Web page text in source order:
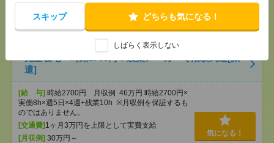
スキップ どちらも気になる！
しばらく表示しない
[勤務地]半蔵門駅から徒歩2分
永田町駅から徒歩6
完全在宅＊時給2700円！製薬メーカーで治験関連[派
遣]
[給 与] 時給2700円 月収例 46万円 時給2700円×
実働8h×週5日×4週+残業10h ※月収例を保証するも
のではありません。
[交通費] 1ヶ月3万円を上限として実費支給
[月収例] 30万円～
気になる！